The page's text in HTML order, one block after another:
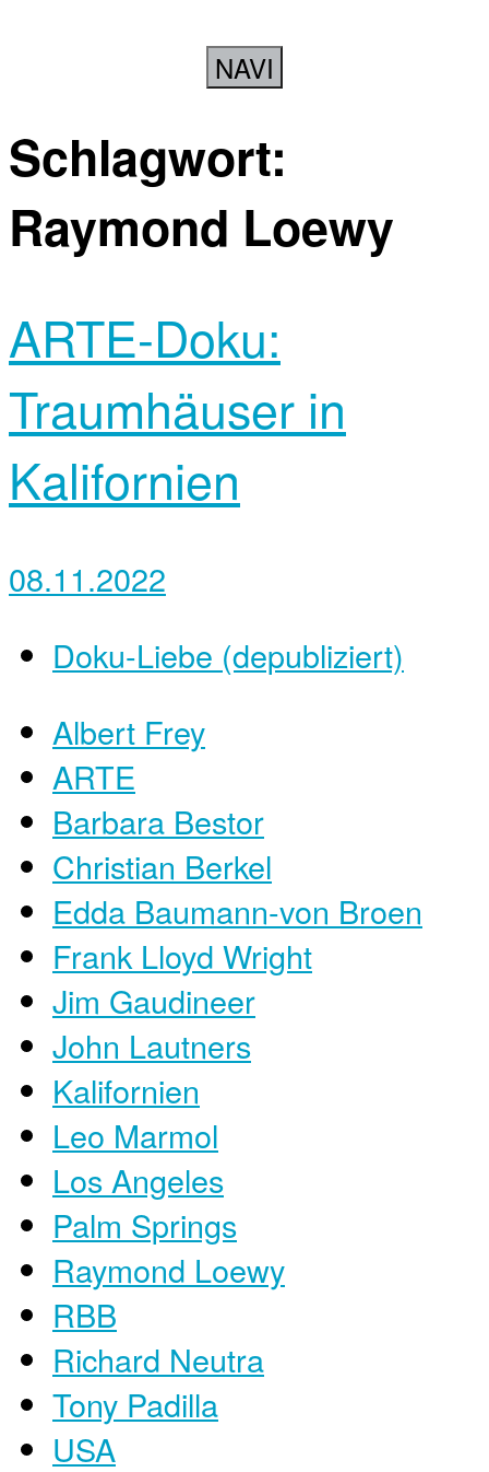
NAVI
Schlagwort:
Raymond Loewy
ARTE-Doku:
Traumhäuser in
Kalifornien
08.11.2022
Doku-Liebe (depubliziert)
Albert Frey
ARTE
Barbara Bestor
Christian Berkel
Edda Baumann-von Broen
Frank Lloyd Wright
Jim Gaudineer
John Lautners
Kalifornien
Leo Marmol
Los Angeles
Palm Springs
Raymond Loewy
RBB
Richard Neutra
Tony Padilla
USA